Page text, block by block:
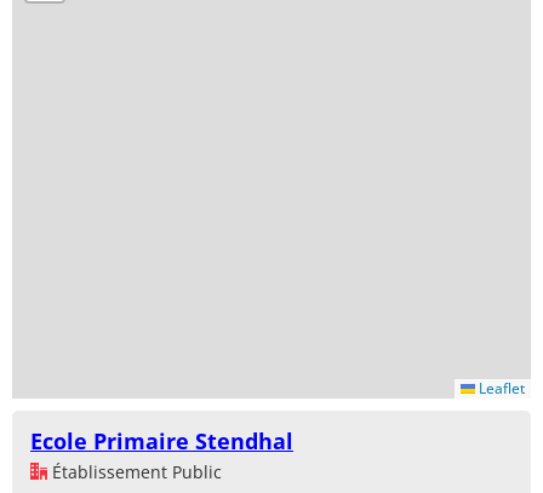
Leaflet
Ecole Primaire Stendhal
Établissement Public